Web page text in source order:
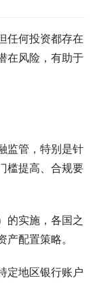
任何投资都存在
在风险，有助于
监管，特别是针
槛提高、合规要
的实施，各国之
配置策略。
定地区银行账户